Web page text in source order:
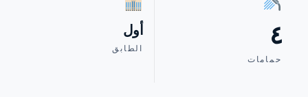
٤
حمامات
أول
الطابق